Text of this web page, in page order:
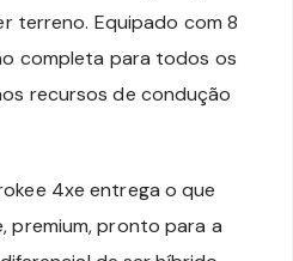
terreno. Equipado com 8
completa para todos os
recursos de condução
4xe entrega o que
premium, pronto para a